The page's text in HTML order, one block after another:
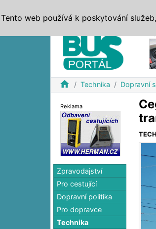
home Technika Dopravní
Reklama
Zpravodajství
Pro cestující
Dopravní politika
Pro dopravce
Technika
Tento web používá k poskytování